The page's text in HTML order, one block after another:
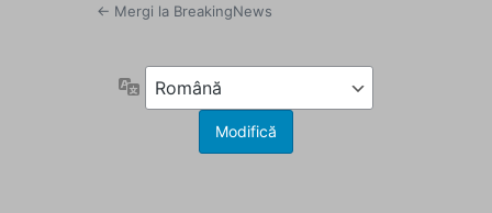
← Mergi la BreakingNews
Limbă